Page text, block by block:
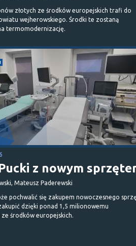
złotych ze środków europejskich trafi do
wejherowskiego. Środki te zostaną
termomodernizację.
z nowym
Mateusz Paderewski
pochwalić się zakupem nowoczesnego
dzięki ponad 1,5 milionowemu
środków europejskich.